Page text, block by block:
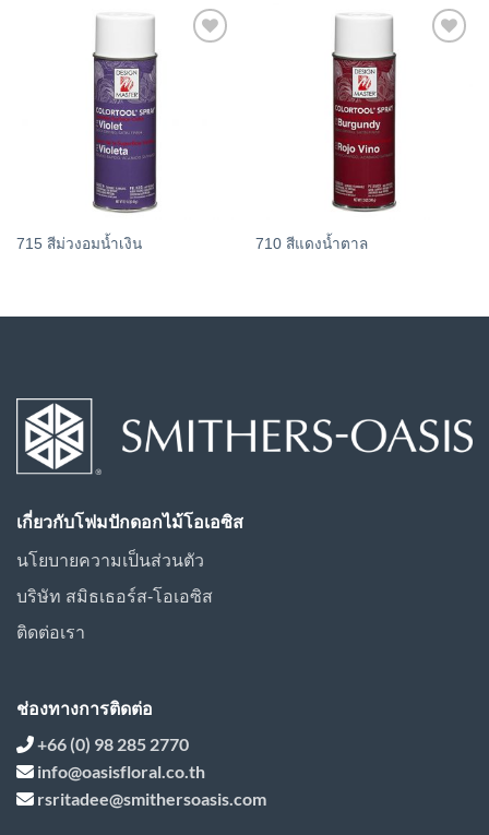
715 สีม่วงอมน้ำเงิน 710 สีแดงน้ำตาล
เกี่ยวกับโฟมปักดอกไม้โอเอซิส
นโยบายความเป็นส่วนตัว
บริษัท สมิธเธอร์ส-โอเอซิส
ติดต่อเรา
ช่องทางการติดต่อ
+66 (0) 98 285 2770
info@oasisfloral.co.th
rsritadee@smithersoasis.com